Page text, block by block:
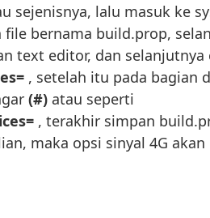
sejenisnya, lalu masuk ke
file bernama build.prop,
text editor, dan selanjutnya
, setelah itu pada bagian
(#) atau seperti
, terakhir simpan
maka opsi sinyal 4G